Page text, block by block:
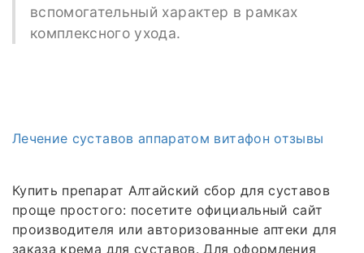
вспомогательный характер в рамках
комплексного ухода.
Лечение суставов аппаратом витафон отзывы
Купить препарат Алтайский сбор для суставов
проще простого: посетите официальный сайт
производителя или авторизованные аптеки для
заказа крема для суставов. Для оформления